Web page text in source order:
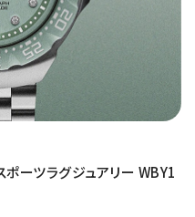
ーツラグジュアリー WBY1